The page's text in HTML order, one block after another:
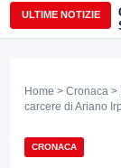
ULTIME NOTIZIE
Home > Cronaca >
carcere di Ariano
CRONACA